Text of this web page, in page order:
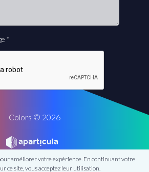
*
Colors © 2026
améilorer votre expérience. En continuant votre
ce site, vous acceptez leur utilisation.